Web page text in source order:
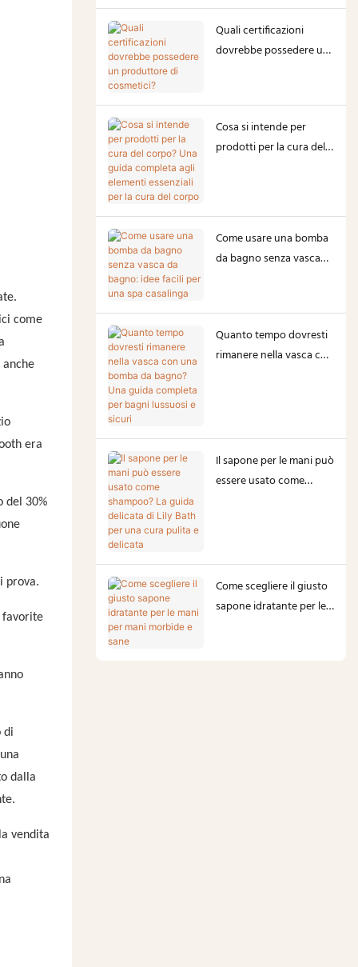
come
era
del 30%
prova.
favorite
di
dalla
vendita
shopping natalizio di Lily
Bath
Quali certificazioni
dovrebbe possedere un
Cosa si intende per
prodotti per la cura del
Come usare una bomba
da bagno senza vasca
Quanto tempo dovresti
rimanere nella vasca con
Il sapone per le mani può
essere usato come
delicata
Come scegliere il giusto
sapone idratante per le